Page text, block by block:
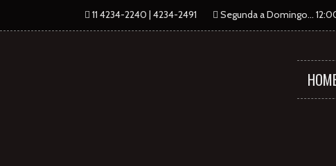
11 4234-2240 | 4234-2491 Segunda a Domingo...